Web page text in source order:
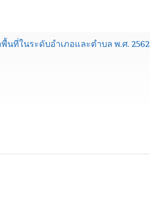
ที่ในระดับอำเภอและตำบล พ.ศ. 2562